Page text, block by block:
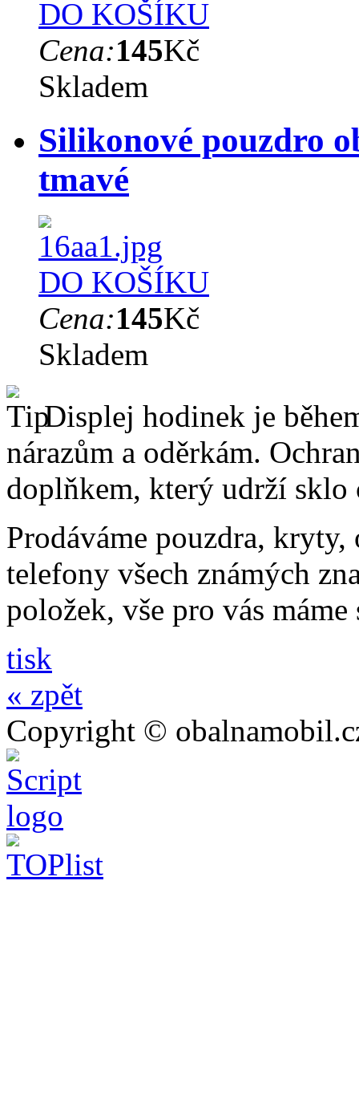
DO KOŠÍKU
Cena:145Kč
Skladem
Silikonové pouzdro
tmavé
DO KOŠÍKU
Cena:145Kč
Skladem
Displej hodinek je
nárazům a oděrkám.
doplňkem, který udrží sklo
Prodáváme pouzdra,
telefony všech známých
položek, vše pro vás
tisk
« zpět
Copyright ©